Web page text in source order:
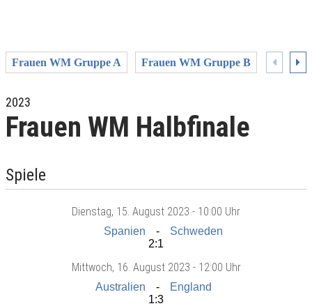
Frauen WM Gruppe A Frauen WM Gruppe B Frauen
2023
Frauen WM Halbfinale
Spiele
Dienstag, 15. August 2023 - 10:00 Uhr
Spanien
Schweden
2:1
Mittwoch, 16. August 2023 - 12:00 Uhr
Australien
England
1:3